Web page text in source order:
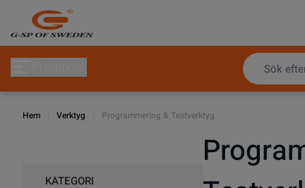
Hoppa till innehållet
Hem Verktyg Programmering & Testverktyg
KATEGORI